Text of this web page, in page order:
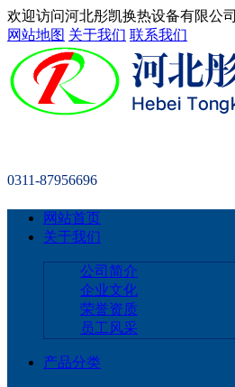
欢迎访问河北彤凯换热设备有限公司
网站地图 关于我们 联系我们
0311-87956696
网站首页
关于我们
公司简介
企业文化
荣誉资质
员工风采
产品分类